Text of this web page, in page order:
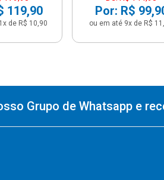
119,90
de R$ 10,90
Por: R$
ou em até 9x de R$
Grupo de Whatsapp e